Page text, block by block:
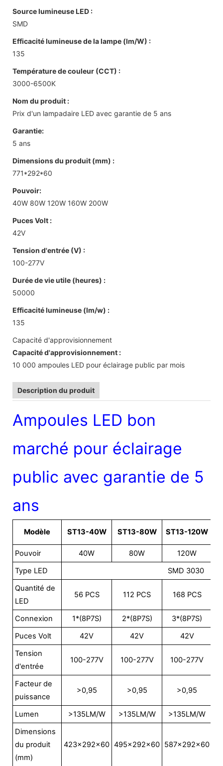
Source lumineuse LED :
SMD
Efficacité lumineuse de la lampe (lm/W) :
135
Température de couleur (CCT) :
3000-6500K
Nom du produit :
Prix ​​d'un lampadaire LED avec garantie de 5 ans
Garantie:
5 ans
Dimensions du produit (mm) :
771*292*60
Pouvoir:
40W 80W 120W 160W 200W
Puces Volt :
42V
Tension d'entrée (V) :
100-277V
Durée de vie utile (heures) :
50000
Efficacité lumineuse (lm/w) :
135
Capacité d'approvisionnement
Capacité d'approvisionnement :
10 000 ampoules LED pour éclairage public par mois
Description du produit
Ampoules LED bon
marché pour éclairage
public avec garantie de 5
ans
Modèle ST13-40W ST13-80W ST13-120W
Pouvoir 40W 80W
120W
Type LED
SMD 3030
Quantité de
LED
56 PCS 112 PCS 168 PCS
Connexion 1*(8P7S) 2*(8P7S) 3*(8P7S)
Puces Volt
42V 42V
42V
Tension
d'entrée
100-277V 100-277V 100-277V
Facteur de
puissance
>0,95 >0,95 >0,95
Lumen >135LM/W >135LM/W >135LM/W
Dimensions
du produit
(mm)
423x292x60 495x292x60 587x292x60